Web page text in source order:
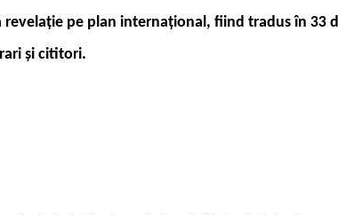
revelație pe plan internațional, fiind tradus în 33
și cititori.